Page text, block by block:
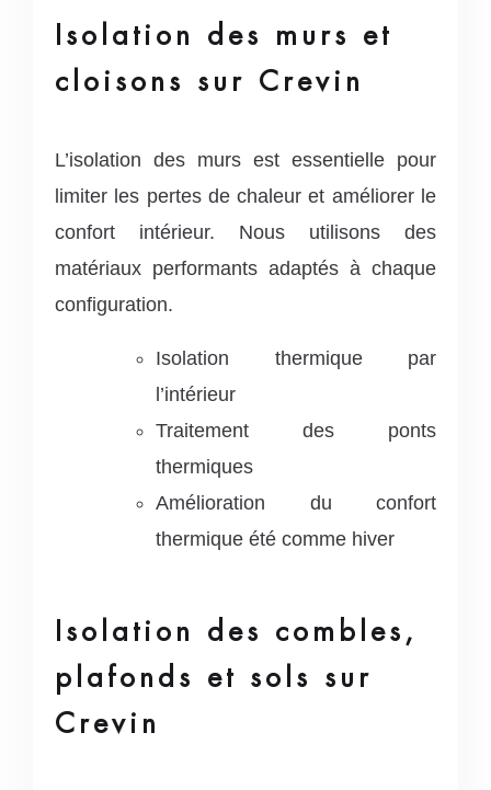
Isolation des murs et
cloisons sur Crevin
L’isolation des murs est essentielle pour
limiter les pertes de chaleur et améliorer le
confort intérieur. Nous utilisons des
matériaux performants adaptés à chaque
configuration.
Isolation thermique par
l’intérieur
Traitement des ponts
thermiques
Amélioration du confort
thermique été comme hiver
Isolation des combles,
plafonds et sols sur
Crevin